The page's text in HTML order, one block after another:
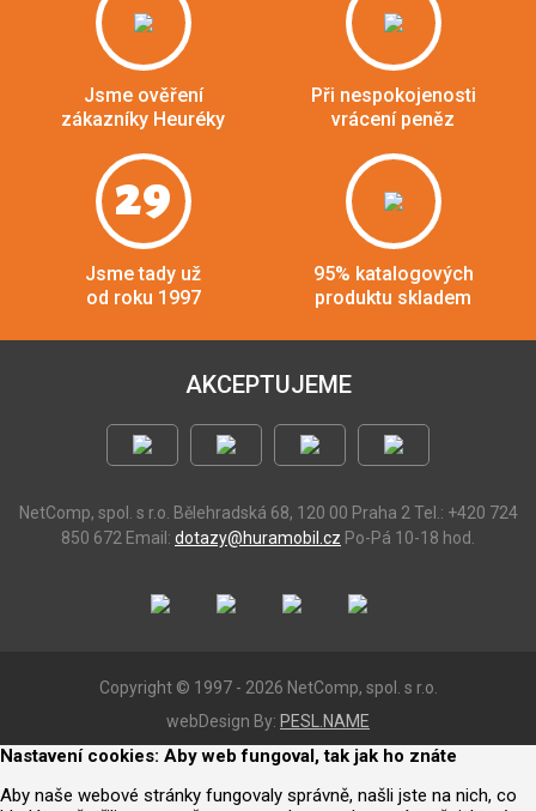
Jsme ověření
zákazníky Heuréky
Při nespokojenosti
vrácení peněz
29
Jsme tady už
od roku 1997
95% katalogových
produktu skladem
AKCEPTUJEME
NetComp, spol. s r.o. Bělehradská 68, 120 00 Praha 2 Tel.: +420 724
850 672 Email: dotazy@huramobil.cz Po-Pá 10-18 hod.
Copyright © 1997 - 2026 NetComp, spol. s r.o.
webDesign By: PESL.NAME
Nastavení cookies: Aby web fungoval, tak jak ho znáte
Aby naše webové stránky fungovaly správně, našli jste na nich, co